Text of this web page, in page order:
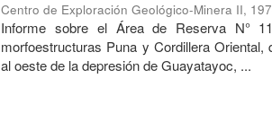
Centro de Exploración Geológico-Minera II,
Informe sobre el Área de Reserva N°
morfoestructuras Puna y Cordillera
al oeste de la depresión de Guayatayoc, ...